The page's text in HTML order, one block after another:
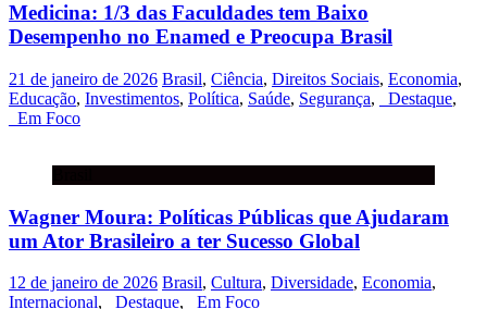
Medicina: 1/3 das Faculdades tem Baixo
Desempenho no Enamed e Preocupa Brasil
21 de janeiro de 2026 Brasil, Ciência, Direitos Sociais, Economia,
Educação, Investimentos, Política, Saúde, Segurança, _Destaque,
_Em Foco
Wagner Moura: Políticas Públicas que Ajudaram
um Ator Brasileiro a ter Sucesso Global
12 de janeiro de 2026 Brasil, Cultura, Diversidade, Economia,
Internacional, _Destaque, _Em Foco